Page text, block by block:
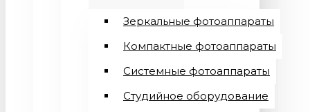
Зеркальные фотоаппараты
Компактные фотоаппараты
Системные фотоаппараты
Студийное оборудование